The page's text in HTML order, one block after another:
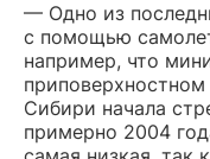
— Одно из
с помощью
например, что
Сибири начала
примерно 2004